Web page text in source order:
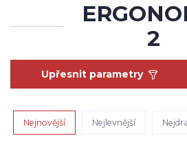
2
Upřesnit parametry
Nejnovější Nejlevnější